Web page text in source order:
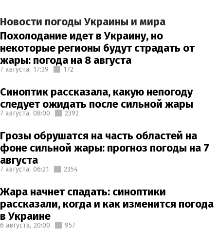
Новости погоды Украины и мира
Похолодание идет в Украину, но
некоторые регионы будут страдать от
жары: погода на 8 августа
7 августа, 17:39 172
Синоптик рассказала, какую непогоду
следует ожидать после сильной жары
7 августа, 08:00 2392
Грозы обрушатся на часть областей на
фоне сильной жары: прогноз погоды на 7
августа
7 августа, 06:21 2354
Жара начнет спадать: синоптики
рассказали, когда и как изменится погода
в Украине
6 августа, 20:00 957